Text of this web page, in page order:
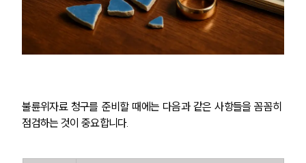
불륜위자료 청구를 준비할 때에는 다음과 같은 사항들을 꼼꼼히
점검하는 것이 중요합니다.